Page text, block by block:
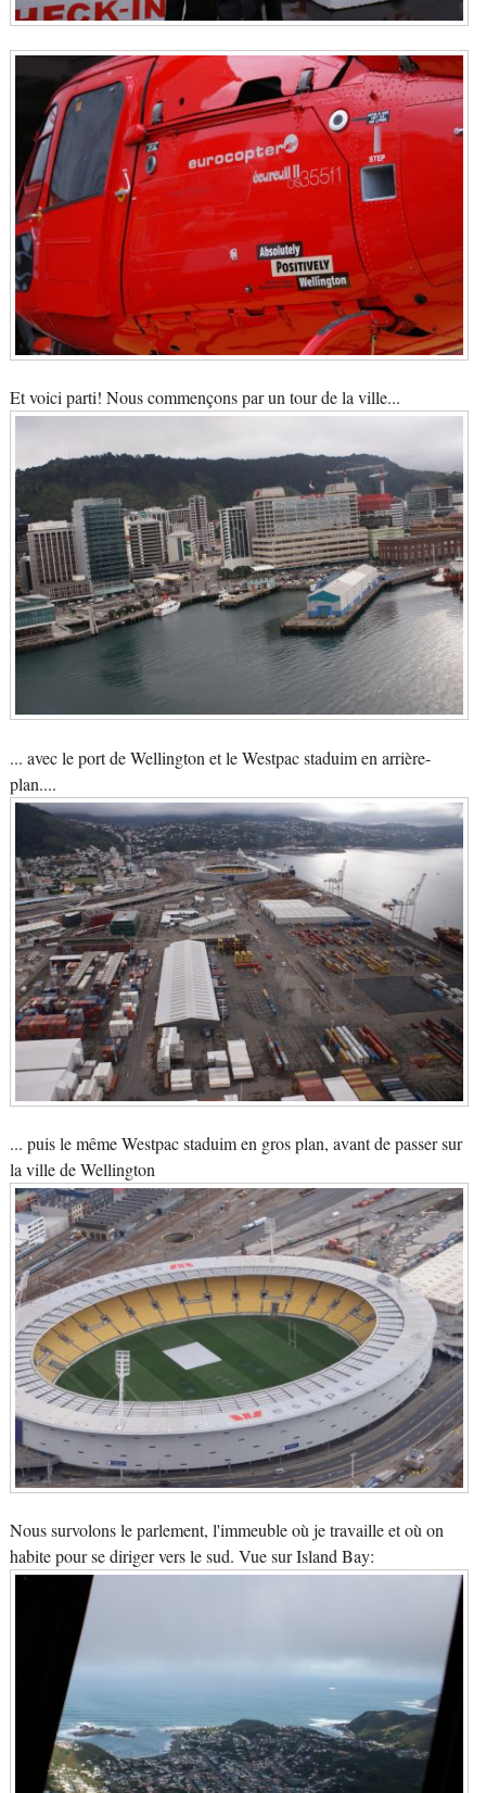
Et voici parti! Nous commençons par un tour de la ville...
... avec le port de Wellington et le Westpac staduim en arrière-
plan....
... puis le même Westpac staduim en gros plan, avant de passer sur
la ville de Wellington
Nous survolons le parlement, l'immeuble où je travaille et où on
habite pour se diriger vers le sud. Vue sur Island Bay: